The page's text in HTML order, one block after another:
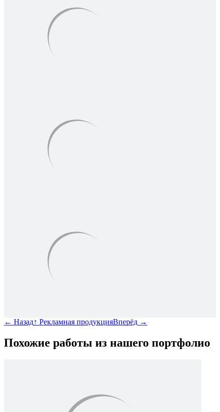
← Назад↑ Рекламная продукцияВперёд →
Похожие работы из нашего портфолио